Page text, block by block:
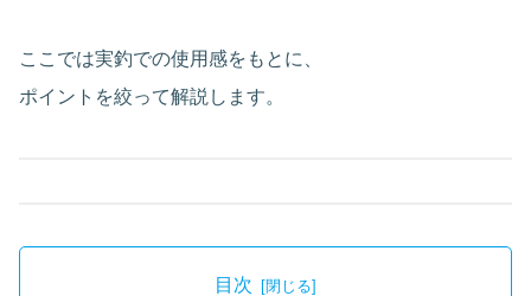
ここでは実釣での使用感をもとに、
ポイントを絞って解説します。
目次